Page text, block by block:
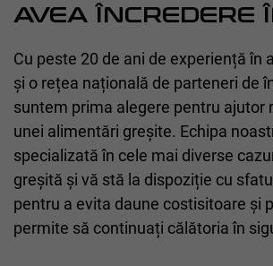
AVEA ÎNCREDERE
Cu peste 20 de ani de experiență în
și o rețea națională de parteneri de
suntem prima alegere pentru ajutor
unei alimentări greșite. Echipa
specializată în cele mai diverse
greșită și vă stă la dispoziție cu
pentru a evita daune costisitoare și
permite să continuați călătoria în